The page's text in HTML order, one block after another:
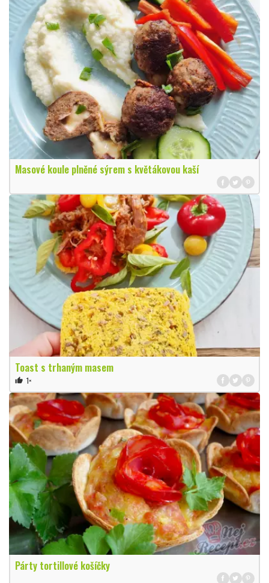
Masové koule plněné sýrem s květákovou kaší
Toast s trhaným masem
thumb_up 1×
Párty tortillové košíčky